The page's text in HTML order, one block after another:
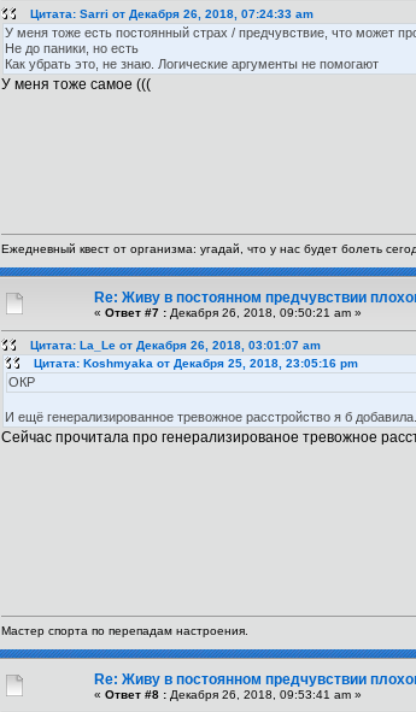
Цитата: Sarri от Декабря 26, 2018, 07:24:33 am
У меня тоже есть постоянный страх / предчувствие, что может
Не до паники, но есть
Как убрать это, не знаю. Логические аргументы не помогают
У меня тоже самое (((
Ежедневный квест от организма: угадай, что у нас будет болеть
Re: Живу в постоянном предчувствии
« Ответ #7 : Декабря 26, 2018, 09:50:21 am »
Цитата: La_Le от Декабря 26, 2018, 03:01:07 am
Цитата: Koshmyaka от Декабря 25, 2018, 23:05:16 pm
ОКР
И ещё генерализированное тревожное расстройство я б
Сейчас прочитала про генерализированое тревожное
Мастер спорта по перепадам настроения.
Re: Живу в постоянном предчувствии
« Ответ #8 : Декабря 26, 2018, 09:53:41 am »